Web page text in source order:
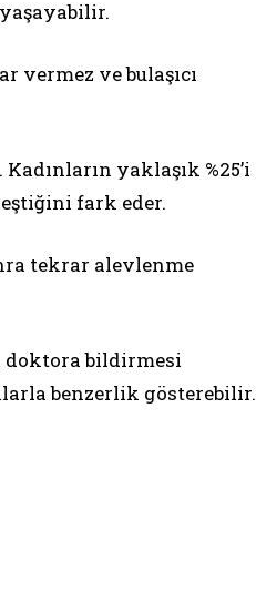
vermez ve bulaşıcı
yaklaşık %25’i
fark eder.
tekrar alevlenme
doktora bildirmesi
benzerlik gösterebilir.